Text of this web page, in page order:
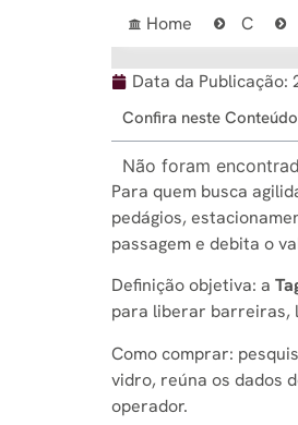
Home C
Data da Publicação:
Confira neste Conteúdo
Não foram
Para quem busca
pedágios,
passagem e debita o
Definição objetiva: a
para liberar barreiras,
Como comprar:
vidro, reúna os dados
operador.